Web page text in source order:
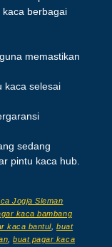
berbagai
memastikan
kaca selesai
sedang
pintu kaca hub.
Jogja Sleman
kaca bambang
kaca bantul, buat
,buat pagar kaca